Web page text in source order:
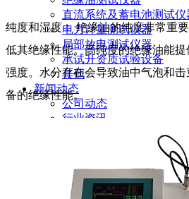
直流系统及蓄电池测试仪
电力计量测试仪器
局部放电测试仪器
承试升资质试验设备
其他
新闻动态
公司动态
行业资讯
培训方案
详情案例
纯度和湿度： 绝缘油的纯度非常重
低其绝缘性能。高纯度的绝缘油能
强度。水分存在会导致油中气泡和
备的绝缘性能。